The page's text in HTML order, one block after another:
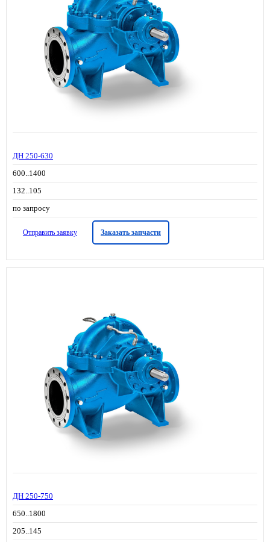
ДН 250-630
600..1400
132..105
по запросу
Отправить заявку Заказать запчасти
ДН 250-750
650..1800
205..145